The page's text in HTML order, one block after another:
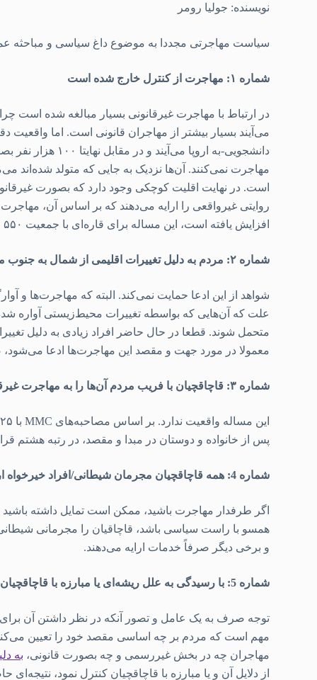
نویسنده: جولیا رومر
سیاست مهاجرتی مجددا به موضوع داغ سیاسی و مباحثه عمومی در اروپا
شماره ۱: مهاجرت از کنترل خارج شده است
در ارتباط با مهاجرت غیرقانونی بسیار مبالغه شده است
دانشجویی-به
مهاجرت نمی‌کنند. آن‌ها نزدیک به جایی که متولد شده‌اند
است. در نهایت اقلیت کوچکی وجود دارد که بصورت
روایتی غیرواقعی را ارایه می‌دهند که بر اساس آن،
افزایش یافته است، این مساله برای قاره‌ای با جمعیت ۵۵۰ میلیون نفر کاملا قابل مدیریت است.
شماره ۲: مردم به دلیل تغییرات اقلیمی از شمال به جنوب مهاجرت می‌کنند
شواهد از این ادعا حمایت نمی‌کند. البته که مهاجرت‌ها و
علت که آن‌هایی که بواسطه تغییرات محیط‌زیستی آواره
متحمل شوند. قطعا در حال حاضر افراد زیادی به دلیل
معمولا در مورد جهت و مقصد این مهاجرت‌ها ادعا
شماره ۳: قاچاقچیان با فریب مردم آن‌ها را به مهاجرت غیرقانونی از طریق مسیرهای خطرناک و طولانی ترغیب می‌کنند
پس از خانواده و دوستان در مبدا و مقصد، در رتبه هشتم
شماره 4: همه قاچاقچیان مجرمان شیطانی/افراد خیرخواه ارایه دهنده خدمات سفر هستند
اگر طرفدار مهاجرت باشید، ممکن است تمایل داشته
همسو با راست‌ سیاسی باشد، قاچاقیان را مجرمانی
و برخی دیگر صرفاً خدمات ارایه می‌دهند.
شماره 5: با رسیدگی به علل ریشه‌ای یا مبارزه با قاچاقچیان می‌توان مهاجرت غیرقانونی را متوقف کرد
توجه صرف به یک عامل و تصور آنکه در نظر داشتن آن
مهم است که مردم بر چه اساسی مقصد خود را تعیین‌
مهاجران چه در بخش غیررسمی و چه بصورت قانونی، به
از دلایل آن و یا مبارزه با قاچاقچیان کنترل نمود،